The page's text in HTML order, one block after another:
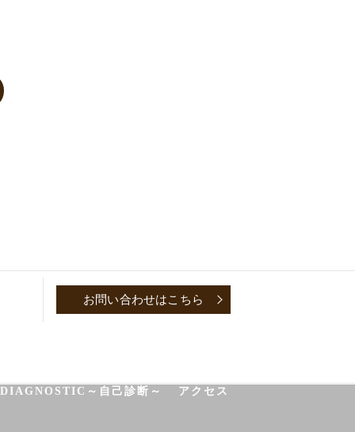
お問い合わせはこちら
～自己診断～ アクセス